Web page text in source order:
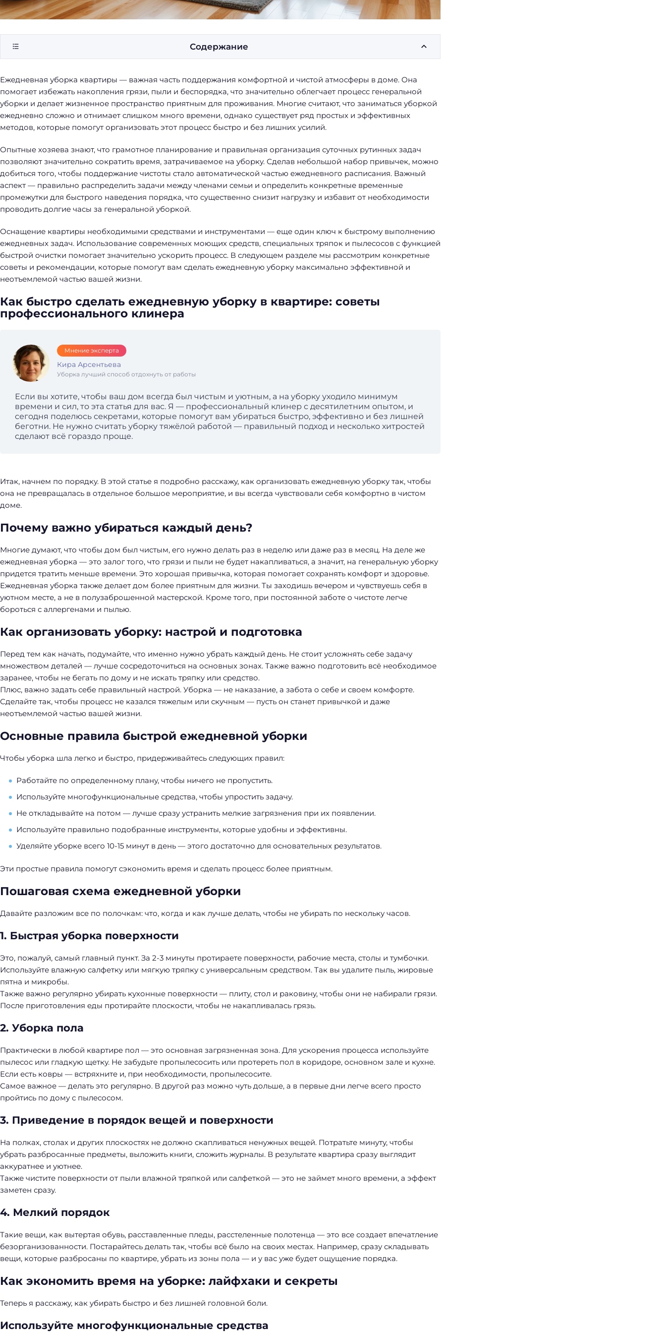
Ежедневная уборка квартиры — важная часть поддержания комфортной и чистой атмосферы в доме. Она
помогает избежать накопления грязи, пыли и беспорядка, что значительно облегчает процесс генеральной
уборки и делает жизненное пространство приятным для проживания. Многие считают, что заниматься уборкой
ежедневно сложно и отнимает слишком много времени, однако существует ряд простых и эффективных
методов, которые помогут организовать этот процесс быстро и без лишних усилий.
Опытные хозяева знают, что грамотное планирование и правильная организация суточных рутинных задач
позволяют значительно сократить время, затрачиваемое на уборку. Сделав небольшой набор привычек, можно
добиться того, чтобы поддержание чистоты стало автоматической частью ежедневного расписания. Важный
аспект — правильно распределить задачи между членами семьи и определить конкретные временные
промежутки для быстрого наведения порядка, что существенно снизит нагрузку и избавит от необходимости
проводить долгие часы за генеральной уборкой.
Оснащение квартиры необходимыми средствами и инструментами — еще один ключ к быстрому выполнению
ежедневных задач. Использование современных моющих средств, специальных тряпок и пылесосов с функцией
быстрой очистки помогает значительно ускорить процесс. В следующем разделе мы рассмотрим конкретные
советы и рекомендации, которые помогут вам сделать ежедневную уборку максимально эффективной и
неотъемлемой частью вашей жизни.
Как быстро сделать ежедневную уборку в квартире: советы
профессионального клинера
Мнение эксперта
Кира Арсентьева
Уборка лучший способ отдохнуть от работы
Если вы хотите, чтобы ваш дом всегда был чистым и уютным, а на уборку уходило минимум
времени и сил, то эта статья для вас. Я — профессиональный клинер с десятилетним опытом, и
сегодня поделюсь секретами, которые помогут вам убираться быстро, эффективно и без лишней
беготни. Не нужно считать уборку тяжёлой работой — правильный подход и несколько хитростей
сделают всё гораздо проще.
Итак, начнем по порядку. В этой статье я подробно расскажу, как организовать ежедневную уборку так, чтобы
она не превращалась в отдельное большое мероприятие, и вы всегда чувствовали себя комфортно в чистом
доме.
Почему важно убираться каждый день?
Многие думают, что чтобы дом был чистым, его нужно делать раз в неделю или даже раз в месяц. На деле же
ежедневная уборка — это залог того, что грязи и пыли не будет накапливаться, а значит, на генеральную уборку
придется тратить меньше времени. Это хорошая привычка, которая помогает сохранять комфорт и здоровье.
Ежедневная уборка также делает дом более приятным для жизни. Ты заходишь вечером и чувствуешь себя в
уютном месте, а не в полузаброшенной мастерской. Кроме того, при постоянной заботе о чистоте легче
бороться с аллергенами и пылью.
Как организовать уборку: настрой и подготовка
Перед тем как начать, подумайте, что именно нужно убрать каждый день. Не стоит усложнять себе задачу
множеством деталей — лучше сосредоточиться на основных зонах. Также важно подготовить всё необходимое
заранее, чтобы не бегать по дому и не искать тряпку или средство.
Плюс, важно задать себе правильный настрой. Уборка — не наказание, а забота о себе и своем комфорте.
Сделайте так, чтобы процесс не казался тяжелым или скучным — пусть он станет привычкой и даже
неотъемлемой частью вашей жизни.
Основные правила быстрой ежедневной уборки
Чтобы уборка шла легко и быстро, придерживайтесь следующих правил:
Работайте по определенному плану, чтобы ничего не пропустить.
Используйте многофункциональные средства, чтобы упростить задачу.
Не откладывайте на потом — лучше сразу устранить мелкие загрязнения при их появлении.
Используйте правильно подобранные инструменты, которые удобны и эффективны.
Уделяйте уборке всего 10-15 минут в день — этого достаточно для основательных результатов.
Эти простые правила помогут сэкономить время и сделать процесс более приятным.
Пошаговая схема ежедневной уборки
Давайте разложим все по полочкам: что, когда и как лучше делать, чтобы не убирать по нескольку часов.
1. Быстрая уборка поверхности
Это, пожалуй, самый главный пункт. За 2-3 минуты протираете поверхности, рабочие места, столы и тумбочки.
Используйте влажную салфетку или мягкую тряпку с универсальным средством. Так вы удалите пыль, жировые
пятна и микробы.
Также важно регулярно убирать кухонные поверхности — плиту, стол и раковину, чтобы они не набирали грязи.
После приготовления еды протирайте плоскости, чтобы не накапливалась грязь.
2. Уборка пола
Практически в любой квартире пол — это основная загрязненная зона. Для ускорения процесса используйте
пылесос или гладкую щетку. Не забудьте пропылесосить или протереть пол в коридоре, основном зале и кухне.
Если есть ковры — встряхните и, при необходимости, пропылесосите.
Самое важное — делать это регулярно. В другой раз можно чуть дольше, а в первые дни легче всего просто
пройтись по дому с пылесосом.
3. Приведение в порядок вещей и поверхности
На полках, столах и других плоскостях не должно скапливаться ненужных вещей. Потратьте минуту, чтобы
убрать разбросанные предметы, выложить книги, сложить журналы. В результате квартира сразу выглядит
аккуратнее и уютнее.
Также чистите поверхности от пыли влажной тряпкой или салфеткой — это не займет много времени, а эффект
заметен сразу.
4. Мелкий порядок
Такие вещи, как вытертая обувь, расставленные пледы, расстеленные полотенца — это все создает впечатление
безорганизованности. Постарайтесь делать так, чтобы всё было на своих местах. Например, сразу складывать
вещи, которые разбросаны по квартире, убрать из зоны пола — и у вас уже будет ощущение порядка.
Как экономить время на уборке: лайфхаки и секреты
Теперь я расскажу, как убирать быстро и без лишней головной боли.
Используйте многофункциональные средства
Содержание
а
й
т
и
: